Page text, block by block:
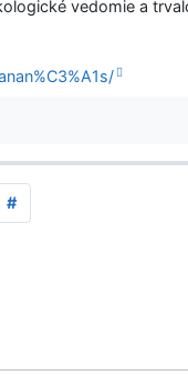
vedomie a
#